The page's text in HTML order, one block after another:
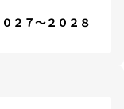
７～２０２８